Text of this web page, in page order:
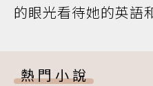
的眼光看待她的英語
熱門小說